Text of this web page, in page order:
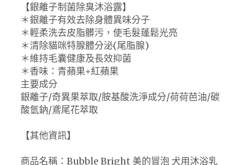
【銀離子制菌除臭沐浴露】
＊銀離子有效去除身體異味分子
＊輕柔洗去皮脂髒污，使毛髮蓬鬆光亮
＊清除貓咪特腺體分泌(尾脂腺)
＊維持毛囊健康及長效抑菌
＊香味：青蘋果+紅蘋果
主要成分
銀離子/奇異果萃取/胺基酸洗淨成分/荷荷芭油/碳
酸氫鈉/鳶尾花萃取
【其他資訊】
商品名稱：Bubble Bright 美的冒泡 犬用沐浴乳